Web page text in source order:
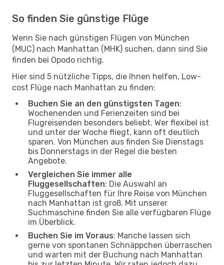
So finden Sie günstige Flüge
Wenn Sie nach günstigen Flügen von München
(MUC) nach Manhattan (MHK) suchen, dann sind Sie
finden bei Opodo richtig.
Hier sind 5 nützliche Tipps, die Ihnen helfen, Low-
cost Flüge nach Manhattan zu finden:
Buchen Sie an den günstigsten Tagen:
Wochenenden und Ferienzeiten sind bei
Flugreisenden besonders beliebt. Wer flexibel ist
und unter der Woche fliegt, kann oft deutlich
sparen. Von München aus finden Sie Dienstags
bis Donnerstags in der Regel die besten
Angebote.
Vergleichen Sie immer alle
Fluggesellschaften: Die Auswahl an
Fluggesellschaften für Ihre Reise von München
nach Manhattan ist groß. Mit unserer
Suchmaschine finden Sie alle verfügbaren Flüge
im Überblick.
Buchen Sie im Voraus: Manche lassen sich
gerne von spontanen Schnäppchen überraschen
und warten mit der Buchung nach Manhattan